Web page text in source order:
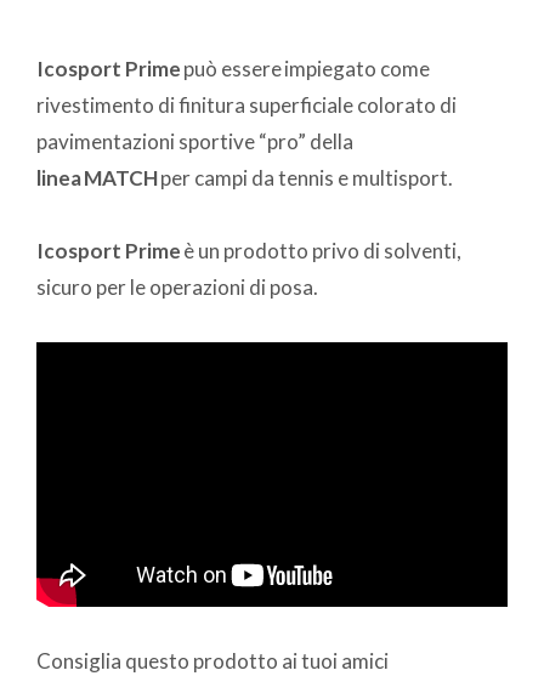
Icosport Primepuò essere impiegato come
rivestimento di finitura superficiale colorato di
pavimentazioni sportive “pro” della
linea MATCHper campi da tennis e multisport.
Icosport Primeè un prodotto privo di solventi,
sicuro per le operazioni di posa.
Consiglia questo prodotto ai tuoi amici